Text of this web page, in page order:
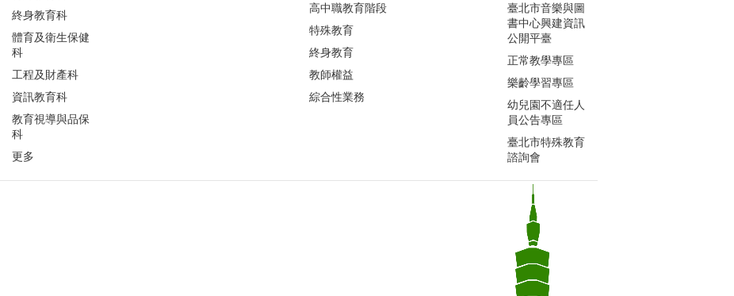
終身教育科
體育及衛生保健
科
工程及財產科
資訊教育科
教育視導與品保
科
更多
高中職教育階段
特殊教育
終身教育
教師權益
綜合性業務
臺北市音樂與圖
書中心興建資訊
公開平臺
正常教學專區
樂齡學習專區
幼兒園不適任人
員公告專區
臺北市特殊教育
諮詢會